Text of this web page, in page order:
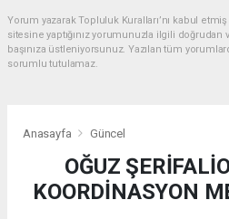
Yorum yazarak Topluluk Kuralları’nı kabul
sitesine yaptığınız yorumunuzla ilgili
başınıza üstleniyorsunuz. Yazılan tüm
sorumlu tutulamaz.
Anasayfa Güncel
OĞUZ
KOORDİNASYON